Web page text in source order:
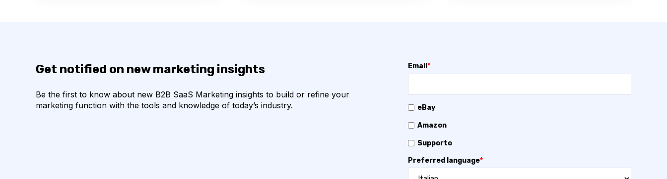
Get notified on new marketing insights
Be the first to know about new B2B SaaS Marketing insights to build or refine your
marketing function with the tools and knowledge of today’s industry.
Email*
eBay
Amazon
Supporto
Preferred language*